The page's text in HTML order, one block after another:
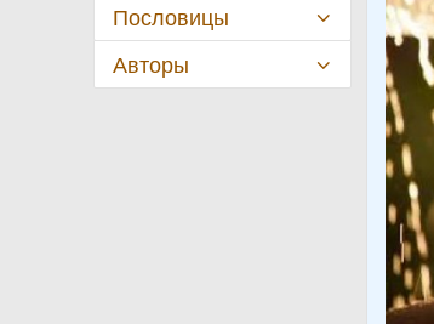
Пословицы
Авторы